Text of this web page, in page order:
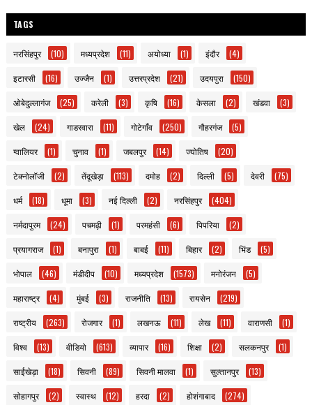
TAGS
नरसिंहपुर (10) मध्यप्रदेश (11) अयोध्या (1) इंदौर (4)
इटारसी (16) उज्जैन (1) उत्तरप्रदेश (21) उदयपुरा (150)
ओबेदुल्लागंज (25) करेली (3) कृषि (16) केसला (2) खंडवा (3)
खेल (24) गाडरवारा (11) गोटेगाँव (250) गौहरगंज (5)
ग्वालियर (1) चुनाव (1) जबलपुर (14) ज्योतिष (20)
टेक्नोलॉजी (2) तेंदूखेड़ा (113) दमोह (2) दिल्ली (5) देवरी (75)
धर्म (18) धूमा (3) नई दिल्ली (2) नरसिंहपुर (404)
नर्मदापुरम (24) पचमढ़ी (1) परमहंसी (6) पिपरिया (2)
प्रयागराज (1) बनापुरा (1) बाबई (11) बिहार (2) भिंड (5)
भोपाल (46) मंडीदीप (10) मध्यप्रदेश (1573) मनोरंजन (5)
महाराष्ट्र (4) मुंबई (3) राजनीति (13) रायसेन (219)
राष्ट्रीय (263) रोजगार (1) लखनऊ (11) लेख (11) वाराणसी (1)
विश्व (13) वीडियो (613) व्यापार (16) शिक्षा (2) सलकनपुर (1)
साईंखेड़ा (18) सिवनी (89) सिवनी मालवा (1) सुल्तानपुर (13)
सोहागपुर (2) स्वास्थ (12) हरदा (2) होशंगाबाद (274)